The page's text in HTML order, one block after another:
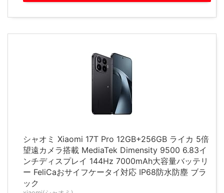
シャオミ Xiaomi 17T Pro 12GB+256GB ライカ 5倍
望遠カメラ搭載 MediaTek Dimensity 9500 6.83イ
ンチディスプレイ 144Hz 7000mAh大容量バッテリ
ー FeliCaおサイフケータイ対応 IP68防水防塵 ブラ
ック